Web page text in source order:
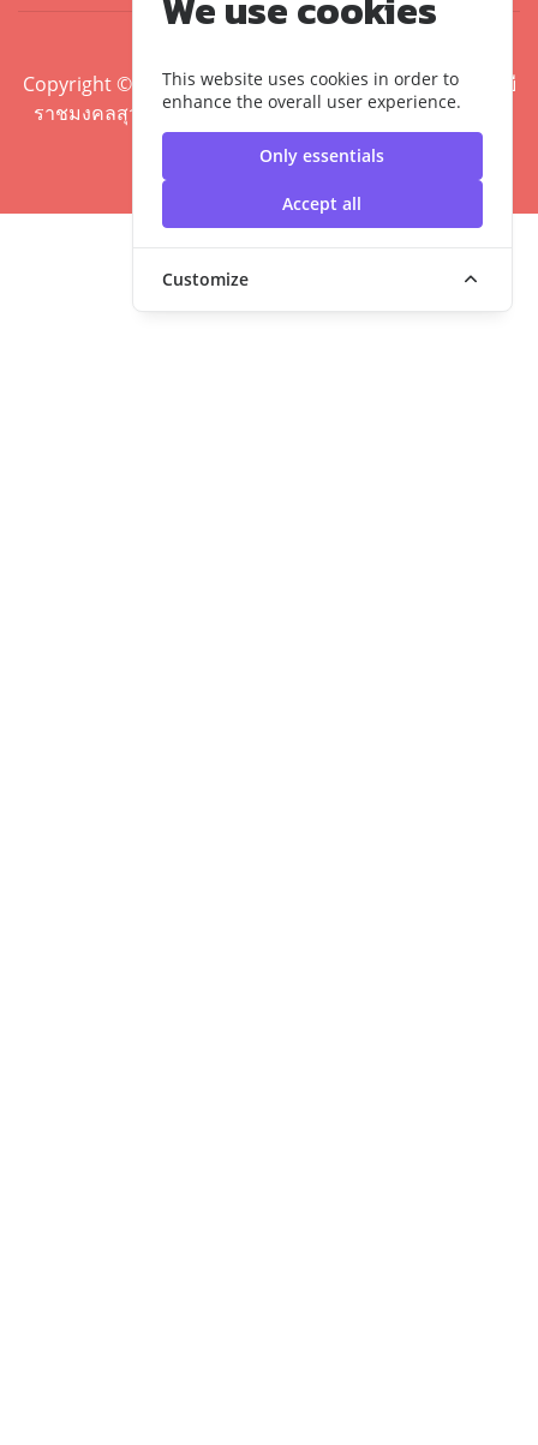
This website uses cookies in order to
enhance the overall user experience.
Only essentials
Accept all
Customize
Copyright ©2020 คณะศิลปศาสตร์ มหาวิทยาลัยเทคโนโลยี
ราชมงคลสุวรรณภูมิ | มหาวิทยาลัยเทคโนโลยีราชมงคล